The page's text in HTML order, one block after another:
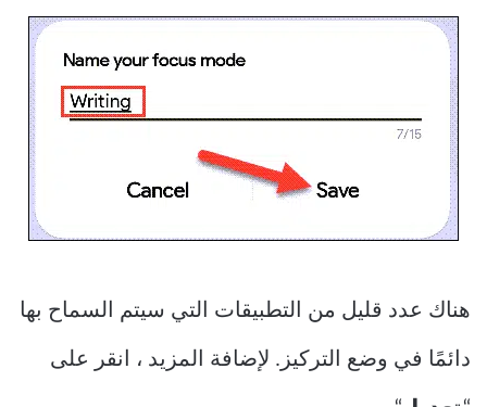
هناك عدد قليل من التطبيقات التي سيتم السماح بها
دائمًا في وضع التركيز. لإضافة المزيد ، انقر على